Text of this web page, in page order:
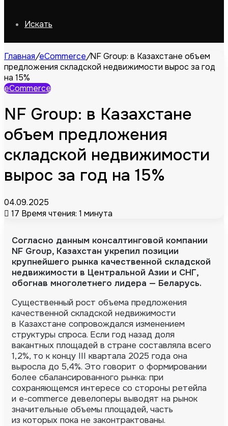
Искать
Главная/eCommerce/NF Group: в Казахстане объем
предложения складской недвижимости вырос за год
на 15%
eCommerce
NF Group: в Казахстане
объем предложения
складской недвижимости
вырос за год на 15%
04.09.2025
17 Время чтения: 1 минута
Согласно данным консалтинговой компании
NF Group, Казахстан укрепил позиции
крупнейшего рынка качественной складской
недвижимости в Центральной Азии и СНГ,
обогнав многолетнего лидера — Беларусь.
Существенный рост объема предложения
качественной складской недвижимости
в Казахстане сопровождался изменением
структуры спроса. Если год назад доля
вакантных площадей в стране составляла всего
1,2%, то к концу III квартала 2025 года она
выросла до 5,4%. Это говорит о формировании
более сбалансированного рынка: при
сохраняющемся интересе со стороны ретейла
и e-commerce девелоперы выводят на рынок
значительные объемы площадей, часть
из которых пока не законтрактованы.